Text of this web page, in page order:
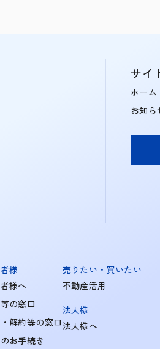
サイ
ホーム
お知ら
様
様へ
の窓口
解約等の窓口
お手続き
売りたい・買いたい
不動産活用
法人様
法人様へ